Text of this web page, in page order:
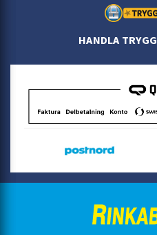
HANDLA